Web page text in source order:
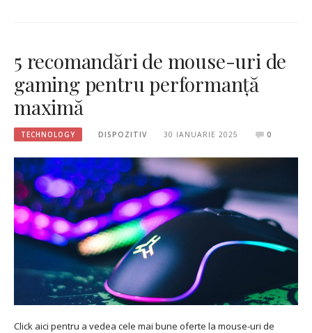
5 recomandări de mouse-uri de
gaming pentru performanță
maximă
TECHNOLOGY DISPOZITIV 30 IANUARIE 2025 0
Click aici pentru a vedea cele mai bune oferte la mouse-uri de